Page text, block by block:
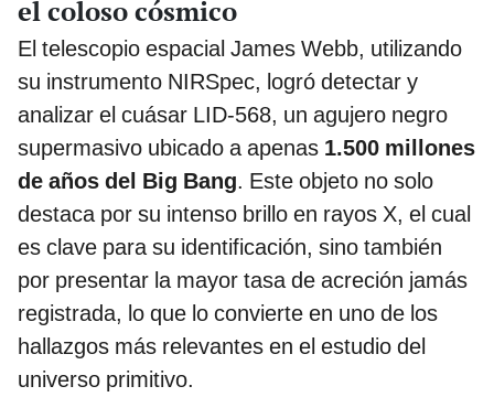
el coloso cósmico
El telescopio espacial James Webb, utilizando
su instrumento NIRSpec, logró detectar y
analizar el cuásar LID-568, un agujero negro
supermasivo ubicado a apenas 1.500 millones
de años del Big Bang. Este objeto no solo
destaca por su intenso brillo en rayos X, el cual
es clave para su identificación, sino también
por presentar la mayor tasa de acreción jamás
registrada, lo que lo convierte en uno de los
hallazgos más relevantes en el estudio del
universo primitivo.